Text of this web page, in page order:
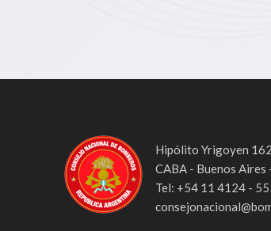
Hipólito Yrigoyen
CABA - Buenos
Tel: +54 11 4124 -